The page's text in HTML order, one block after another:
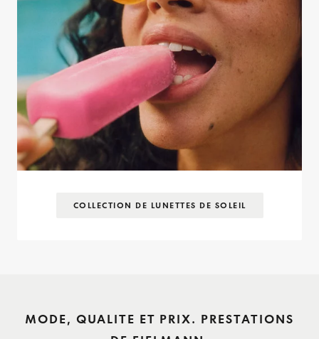
COLLECTION DE LUNETTES DE SOLEIL
MODE, QUALITE ET PRIX. PRESTATIONS